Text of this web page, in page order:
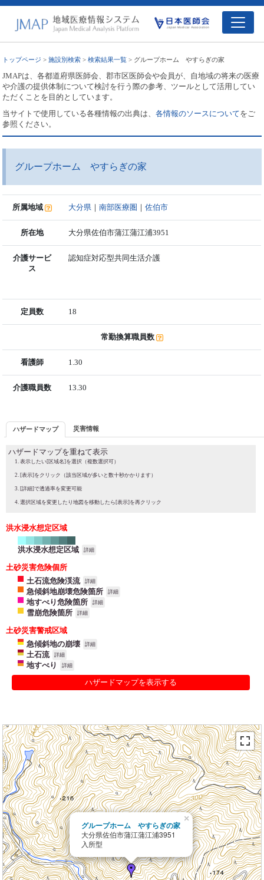
トップページ >施設別検索 >検索結果一覧 > グループホーム やすらぎの家
JMAPは、各都道府県医師会、郡市区医師会や会員が、自地域の将来の医療
や介護の提供体制について検討を行う際の参考、ツールとして活用してい
ただくことを目的としています。
当サイトで使用している各種情報の出典は、各情報のソースについてをご
参照ください。
グループホーム やすらぎの家
所属地域 大分県 ｜南部医療圏 ｜佐伯市
所在地 大分県佐伯市蒲江蒲江浦3951
介護サービ
ス
認知症対応型共同生活介護
定員数 18
常勤換算職員数
看護師 1.30
介護職員数 13.30
ハザードマップ 災害情報
ハザードマップを重ねて表示
表示したい[区域名]を選択（複数選択可）
[表示]をクリック（該当区域が多いと数十秒かかります）
[詳細]で透過率を変更可能
選択区域を変更したり地図を移動したら[表示]を再クリック
洪水浸水想定区域
洪水浸水想定区域 詳細
土砂災害危険個所
土石流危険渓流
詳細
急傾斜地崩壊危険箇所 詳細
地すべり危険箇所 詳細
雪崩危険箇所 詳細
土砂災害警戒区域
急傾斜地の崩壊
詳細
土石流 詳細
地すべり 詳細
ハザードマップを表示する
グループホーム やすらぎの家
大分県佐伯市蒲江蒲江浦3951
入所型
×